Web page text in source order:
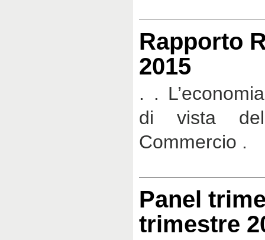
Rapporto
2015
. .
di vista
Commercio .
Panel
trimestre